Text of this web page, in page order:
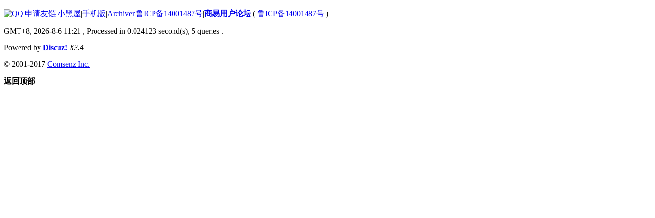
|申请友链|小黑屋|手机版|Archiver|鲁ICP备14001487号|商易用户论坛( 鲁ICP备14001487号 )
GMT+8, 2026-8-6 11:21 , Processed in 0.024123 second(s), 5 queries .
Powered by Discuz! X3.4
© 2001-2017 Comsenz Inc.
返回顶部